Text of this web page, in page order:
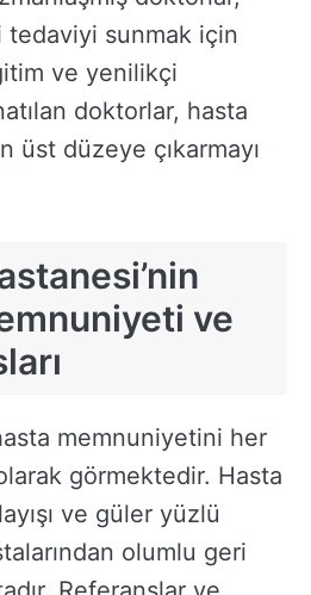
tedaviyi sunmak için
ve yenilikçi
doktorlar, hasta
üst düzeye çıkarmayı
ve
memnuniyetini her
görmektedir. Hasta
ve güler yüzlü
olumlu geri